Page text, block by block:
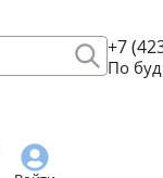
+7
По